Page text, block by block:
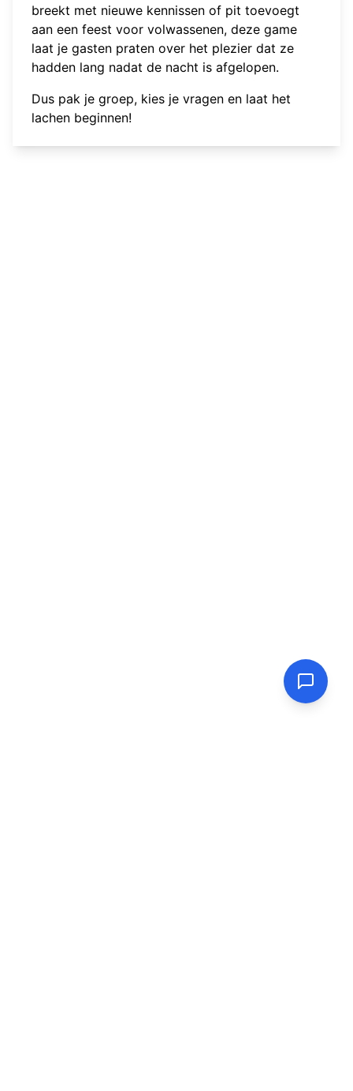
breekt met nieuwe kennissen of pit toevoegt
aan een feest voor volwassenen, deze game
laat je gasten praten over het plezier dat ze
hadden lang nadat de nacht is afgelopen.
Dus pak je groep, kies je vragen en laat het
lachen beginnen!